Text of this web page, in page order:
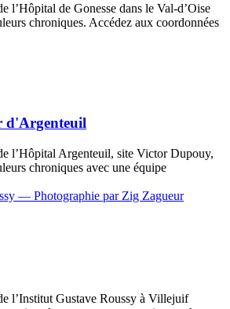
l’Hôpital de Gonesse dans le Val-d’Oise
chroniques. Accédez aux coordonnées
d'Argenteuil
l’Hôpital Argenteuil, site Victor Dupouy,
chroniques avec une équipe
l’Institut Gustave Roussy à Villejuif